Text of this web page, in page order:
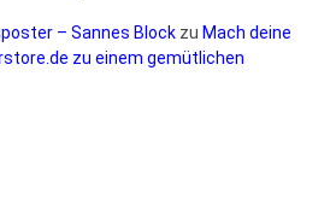
– Sannes Block zu Mach deine
zu einem gemütlichen